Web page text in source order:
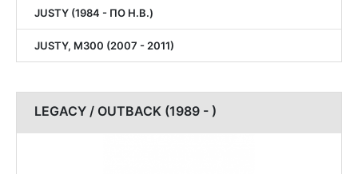
JUSTY (1984 - ПО Н.В.)
JUSTY, M300 (2007 - 2011)
LEGACY / OUTBACK (1989 - )